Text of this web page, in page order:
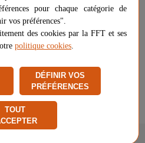
AJOUTER AU PANIER
TENNIS
pour chaque catégorie de
vos préférences".
des cookies par la FFT et ses
politique cookies.
DÉFINIR VOS
PRÉFÉRENCES
TOUT